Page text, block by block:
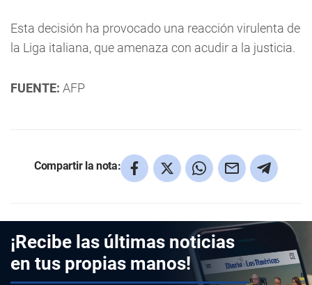
Esta decisión ha provocado una reacción virulenta de
la Liga italiana, que amenaza con acudir a la justicia.
FUENTE: AFP
Compartir la nota:
¡Recibe las últimas noticias
en tus propias manos!